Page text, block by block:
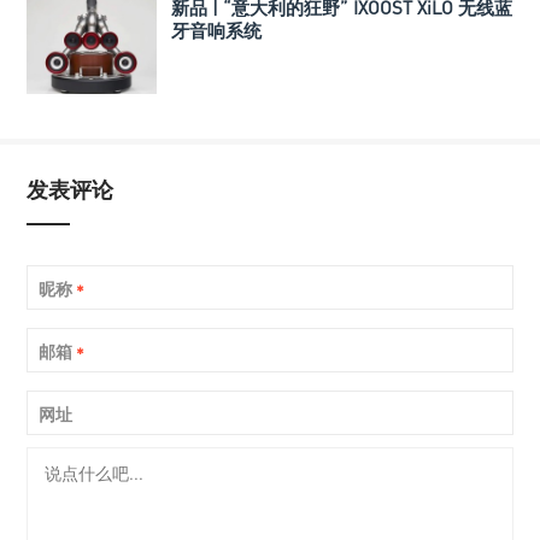
新品 | “意大利的狂野” IXOOST XiLO 无线蓝
牙音响系统
发表评论
昵称 *
邮箱 *
网址